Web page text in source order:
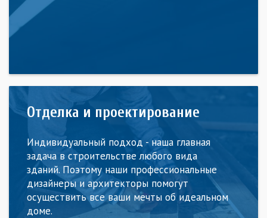
Отделка и проектирование
Индивидуальный подход - наша главная
задача в строительстве любого вида
зданий. Поэтому наши профессиональные
дизайнеры и архитекторы помогут
осуществить все ваши мечты об идеальном
доме.